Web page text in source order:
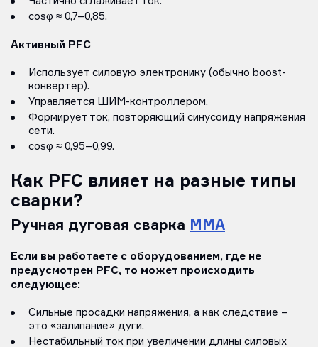
cosφ ≈ 0,7–0,85.
Активный PFC
Использует силовую электронику (обычно boost-
конвертер).
Управляется ШИМ-контроллером.
Формирует ток, повторяющий синусоиду напряжения
сети.
cosφ ≈ 0,95–0,99.
Как PFC влияет на разные типы
сварки?
Ручная дуговая сварка MMA
Если вы работаете с оборудованием, где не
предусмотрен PFC, то может происходить
следующее:
Сильные просадки напряжения, а как следствие –
это «залипание» дуги.
Нестабильный ток при увеличении длины силовых